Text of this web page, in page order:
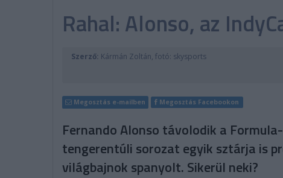
Rahal: Alonso, az
Szerző: Kármán Zoltán, fotó: skysports
Megosztás e-mailben Megosztás Facebookon
Fernando Alonso távolodik a
tengerentúli sorozat egyik sztárja is
világbajnok spanyolt. Sikerül neki?